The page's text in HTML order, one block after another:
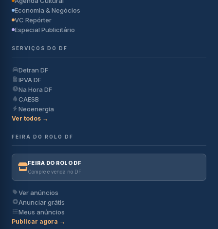
Economia & Negócios
VC Repórter
Especial Publicitário
SERVIÇOS DO DF
Detran DF
IPVA DF
Na Hora DF
CAESB
Neoenergia
Ver todos →
FEIRA DO ROLO DF
FEIRA DO ROLO DF
Compre e venda no DF
Ver anúncios
Anunciar grátis
Meus anúncios
Publicar agora →